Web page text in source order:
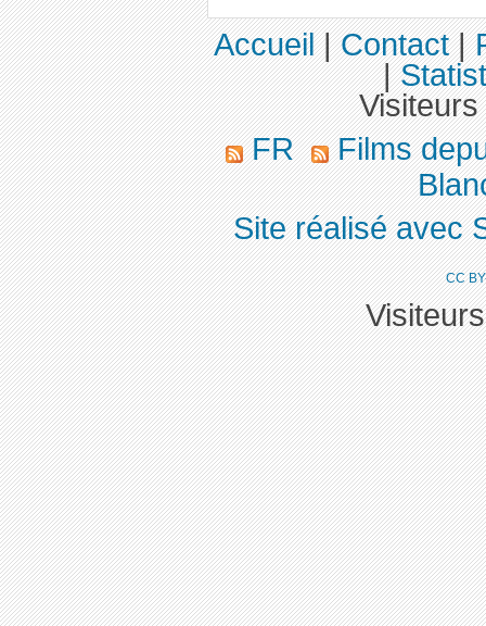
Accueil|Contact|
|
FR
Films
Site réalisé avec
CC